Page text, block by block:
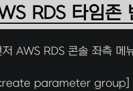
RDS 타임존
저 AWS RDS 콘솔 좌측
parameter group]